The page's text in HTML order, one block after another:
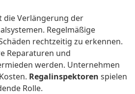
die Verlängerung der
Regelmäßige
rechtzeitig zu erkennen.
Reparaturen und
werden. Unternehmen
Regalinspektoren spielen
Rolle.